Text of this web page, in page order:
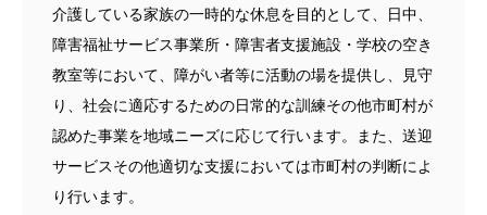
介護している家族の一時的な休息を目的として、日中、
障害福祉サービス事業所・障害者支援施設・学校の空き
教室等において、障がい者等に活動の場を提供し、見守
り、社会に適応するための日常的な訓練その他市町村が
認めた事業を地域ニーズに応じて行います。また、送迎
サービスその他適切な支援においては市町村の判断によ
り行います。